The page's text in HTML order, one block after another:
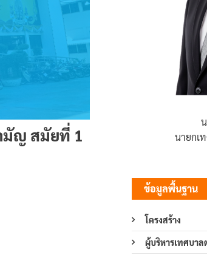
มัญ สมัยที่ 1
นายกเ
ข้อมูลพื้นฐาน
โครงสร้าง
ผู้บริหารเทศบา